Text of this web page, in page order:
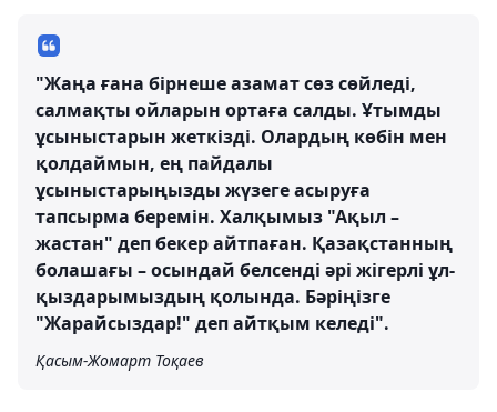
"Жаңа ғана бірнеше азамат сөз сөйледі,
салмақты ойларын ортаға салды. Ұтымды
ұсыныстарын жеткізді. Олардың көбін мен
қолдаймын, ең пайдалы
ұсыныстарыңызды жүзеге асыруға
тапсырма беремін. Халқымыз "Ақыл –
жастан" деп бекер айтпаған. Қазақстанның
болашағы – осындай белсенді әрі жігерлі ұл-
қыздарымыздың қолында. Бәріңізге
"Жарайсыздар!" деп айтқым келеді".
Қасым-Жомарт Тоқаев